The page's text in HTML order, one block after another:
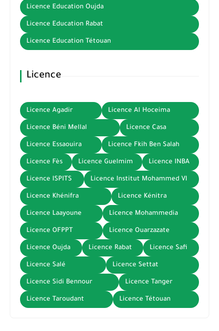
Licence Education Oujda
Licence Education Rabat
Licence Education Tétouan
Licence
Licence Agadir Licence Al Hoceima
Licence Béni Mellal Licence Casa
Licence Essaouira Licence Fkih Ben Salah
Licence Fès Licence Guelmim Licence INBA
Licence ISPITS Licence Institut Mohammed VI
Licence Khénifra Licence Kénitra
Licence Laayoune Licence Mohammedia
Licence OFPPT Licence Ouarzazate
Licence Oujda Licence Rabat Licence Safi
Licence Salé Licence Settat
Licence Sidi Bennour Licence Tanger
Licence Taroudant Licence Tétouan